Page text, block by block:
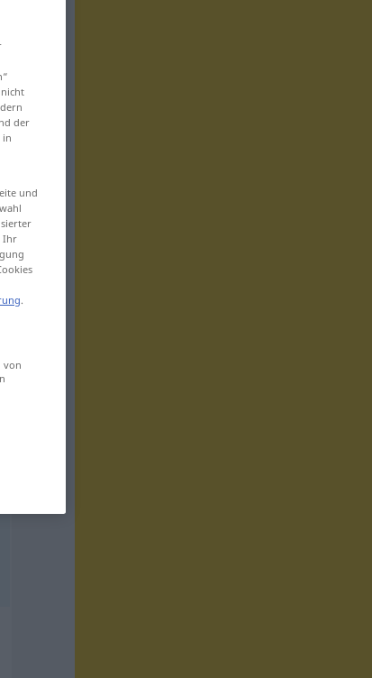
der
in
und
Ihr
.
von